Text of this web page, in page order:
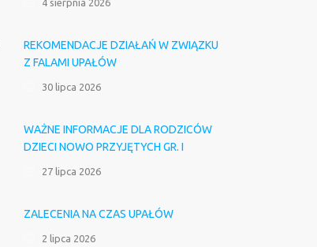
4 sierpnia 2026
REKOMENDACJE DZIAŁAŃ W ZWIĄZKU
Z FALAMI UPAŁÓW
30 lipca 2026
WAŻNE INFORMACJE DLA RODZICÓW
DZIECI NOWO PRZYJĘTYCH GR. I
27 lipca 2026
ZALECENIA NA CZAS UPAŁÓW
2 lipca 2026